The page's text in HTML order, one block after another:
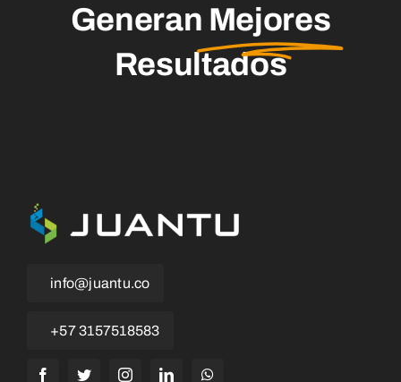
Generan Mejores
Resultados
info@juantu.co
+57 3157518583